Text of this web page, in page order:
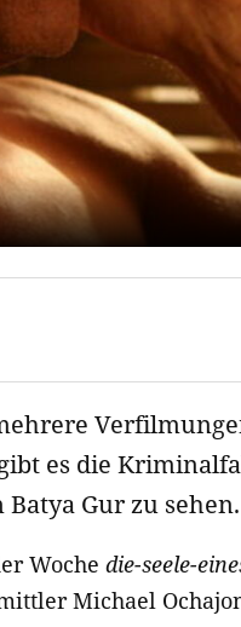
es die
Gur zu sehen.
Woche die-seele-
Michael